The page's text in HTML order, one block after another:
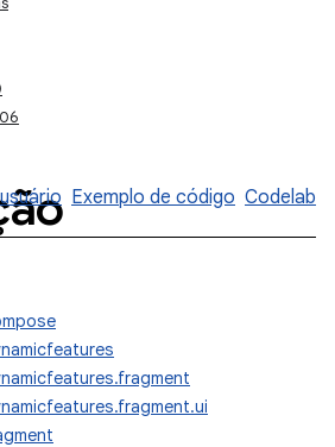
Exemplo de código Codelab